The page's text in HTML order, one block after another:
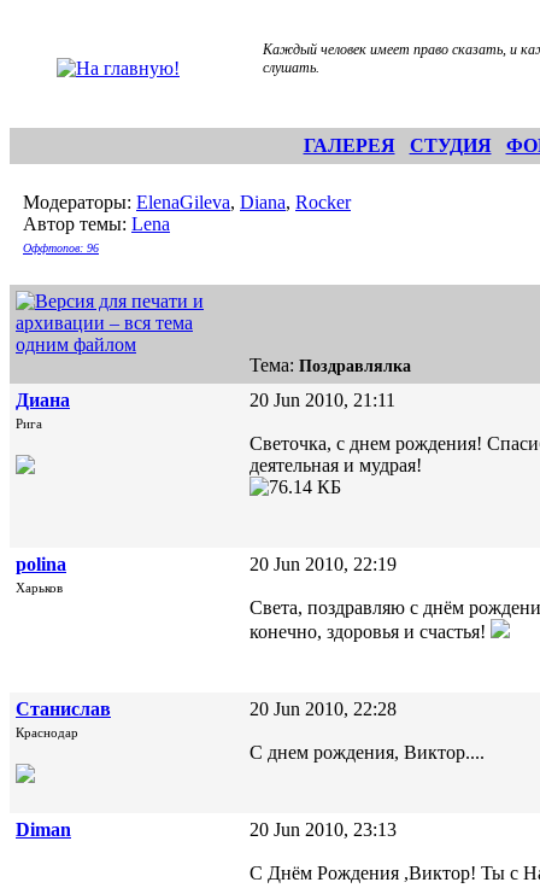
Каждый человек имеет право сказать, и
слушать.
ГАЛЕРЕЯ СТУДИЯ
Модераторы: ElenaGileva, Diana, Rocker
Автор темы: Lena
Оффтопов: 96
Тема: Поздравлялка
Диана
Рига
20 Jun 2010, 21:11
Светочка, с днем рождения!
деятельная и мудрая!
polina
Харьков
20 Jun 2010, 22:19
Света, поздравляю с днём
конечно, здоровья и счастья!
Станислав
Краснодар
20 Jun 2010, 22:28
С днем рождения, Виктор....
Diman 20 Jun 2010, 23:13
С Днём Рождения ,Виктор! Ты с